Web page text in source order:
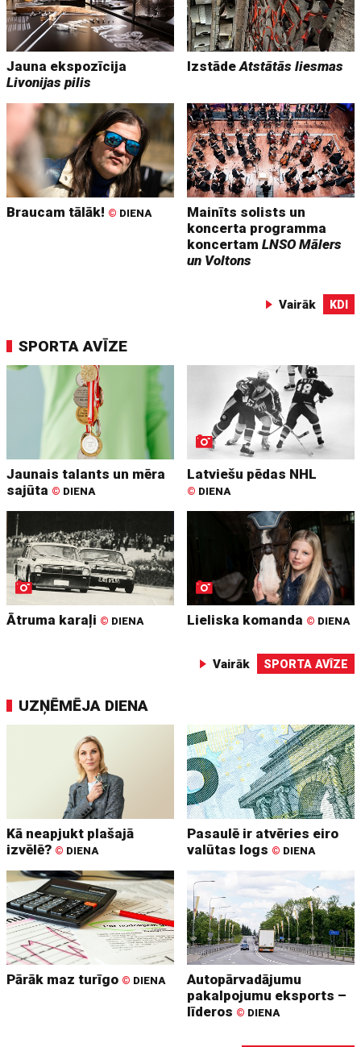
Jauna ekspozīcija
Livonijas pilis
IzstādeAtstātās liesmas
Braucam tālāk! © DIENA
Mainīts solists un
koncerta programma
koncertamLNSO Mālers
un Voltons
Vairāk KDI
SPORTA AVĪZE
Jaunais talants un mēra
sajūta © DIENA
Latviešu pēdas NHL
© DIENA
Ātruma karaļi © DIENA Lieliska komanda © DIENA
Vairāk SPORTA AVĪZE
UZŅĒMĒJA DIENA
Kā neapjukt plašajā
izvēlē? © DIENA
Pasaulē ir atvēries eiro
valūtas logs © DIENA
Pārāk maz turīgo © DIENA
Autopārvadājumu
pakalpojumu eksports –
līderos © DIENA